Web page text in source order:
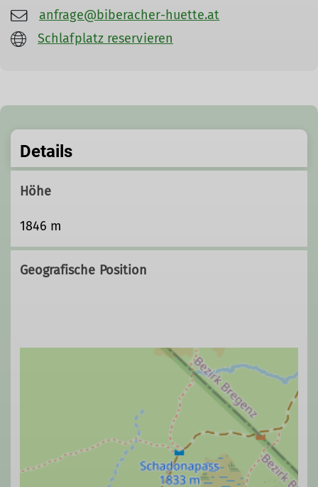
anfrage@biberacher-huette.at
Schlafplatz reservieren
Details
Höhe
1846 m
Geografische Position